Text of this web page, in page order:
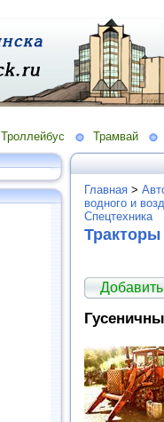
Троллейбус Трамвай
Главная >
водного и
Спецтехника
Тракторы